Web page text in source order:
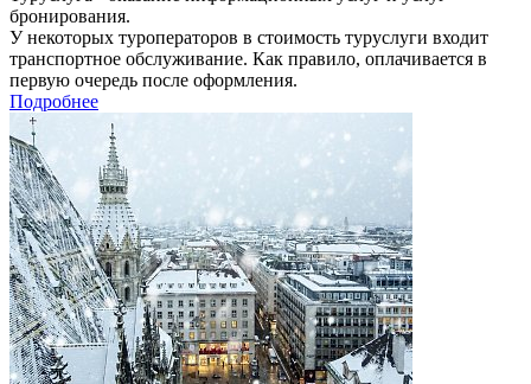
бронирования.
У некоторых туроператоров в стоимость туруслуги входит
транспортное обслуживание. Как правило, оплачивается в
первую очередь после оформления.
Подробнее